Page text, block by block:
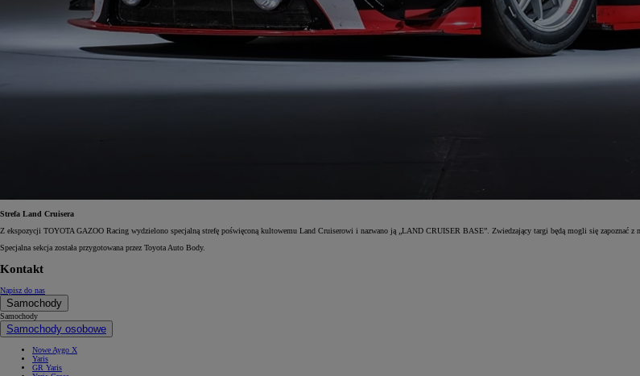
Strefa Land Cruisera
Z ekspozycji TOYOTA GAZOO Racing wydzielono specjalną strefę poświęconą kultowemu Land Cruiserowi i nazwano ją „LAND CRUISER BASE”. Zwiedzający targi będą mogli się zapoznać
Specjalna sekcja została przygotowana przez Toyota Auto Body.
Kontakt
Napisz do nas
Samochody
Samochody
Samochody osobowe
Nowe Aygo X
Yaris
GR Yaris